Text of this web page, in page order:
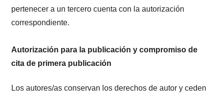
pertenecer a un tercero cuenta con la autorización
correspondiente.
Autorización para la publicación y compromiso de
cita de primera publicación
Los autores/as conservan los derechos de autor y ceden